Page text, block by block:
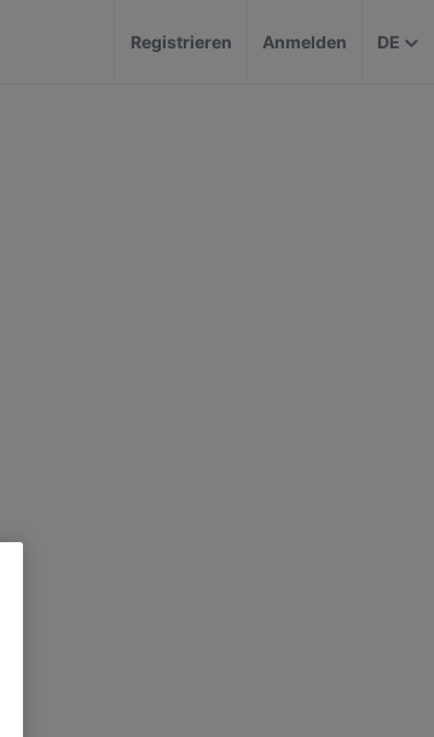
Registrieren Anmelden DE